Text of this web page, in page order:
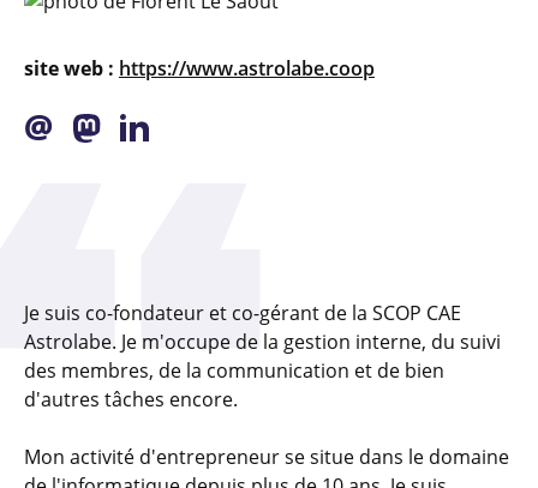
site web : https://www.astrolabe.coop
@
Je suis co-fondateur et co-gérant de la SCOP CAE
Astrolabe. Je m'occupe de la gestion interne, du suivi
des membres, de la communication et de bien
d'autres tâches encore.
Mon activité d'entrepreneur se situe dans le domaine